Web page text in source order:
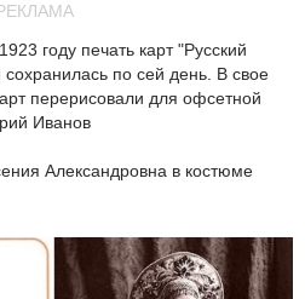
году печать карт "Русский
по сей день. В свое
перерисовали для офсетной
Иванов
Александровна в костюме